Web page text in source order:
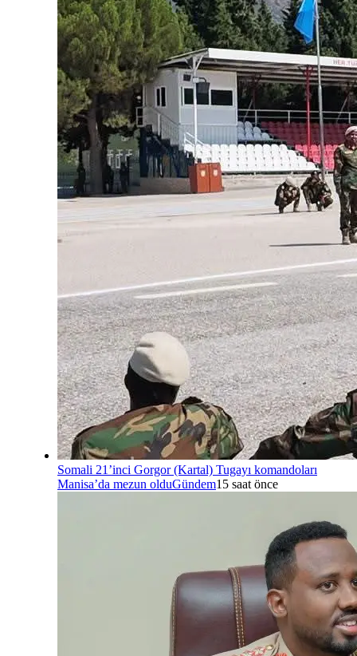
Somali 21’inci Gorgor (Kartal) Tugayı komandoları
Manisa’da mezun olduGündem15 saat önce